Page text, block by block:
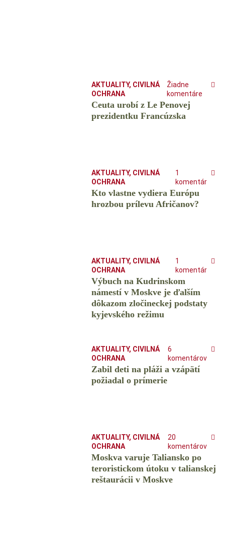
AKTUALITY, CIVILNÁ
OCHRANA
Žiadne
komentáre
Ceuta urobí z Le Penovej
prezidentku Francúzska
AKTUALITY, CIVILNÁ
OCHRANA
1
komentár
Kto vlastne vydiera Európu
hrozbou prílevu Afričanov?
AKTUALITY, CIVILNÁ
OCHRANA
1
komentár
Výbuch na Kudrinskom
námestí v Moskve je ďalším
dôkazom zločineckej podstaty
kyjevského režimu
AKTUALITY, CIVILNÁ
OCHRANA
6
komentárov
Zabil deti na pláži a vzápätí
požiadal o prímerie
AKTUALITY, CIVILNÁ
OCHRANA
20
komentárov
Moskva varuje Taliansko po
teroristickom útoku v talianskej
reštaurácii v Moskve